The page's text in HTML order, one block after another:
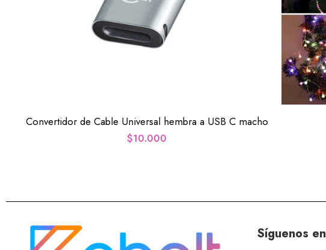
Convertidor de Cable Universal hembra a USB C macho
$10.000
Síguenos en